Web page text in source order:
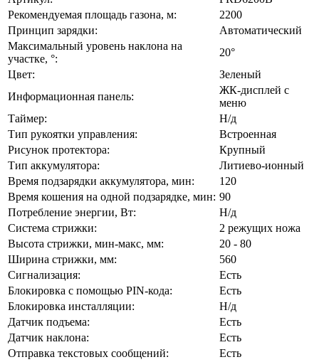
Рекомендуемая площадь газона, м:
2200
Принцип зарядки:
Автоматический
Максимальный уровень наклона на
участке, °:
20°
Цвет:
Зеленый
Информационная панель:
ЖК-дисплей с
меню
Таймер:
Н/д
Тип рукоятки управления:
Встроенная
Рисунок протектора:
Крупный
Тип аккумулятора:
Литиево-ионный
Время подзарядки аккумулятора, мин:
120
Время кошения на одной подзарядке, мин: 90
Потребление энергии, Вт:
Н/д
Система стрижки:
2 режущих ножа
Высота стрижки, мин-макс, мм:
20 - 80
Ширина стрижки, мм:
560
Сигнализация:
Есть
Блокировка с помощью PIN-кода:
Есть
Блокировка инсталляции:
Н/д
Датчик подъема:
Есть
Датчик наклона:
Есть
Отправка текстовых сообщений:
Есть